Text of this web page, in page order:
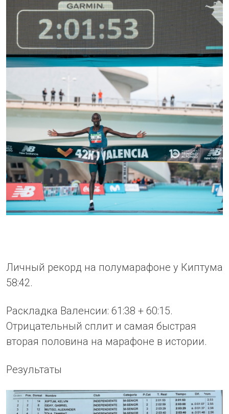
Личный рекорд на полумарафоне у Киптума
58:42.
Раскладка Валенсии: 61:38 + 60:15.
Отрицательный сплит и самая быстрая
вторая половина на марафоне в истории.
Результаты